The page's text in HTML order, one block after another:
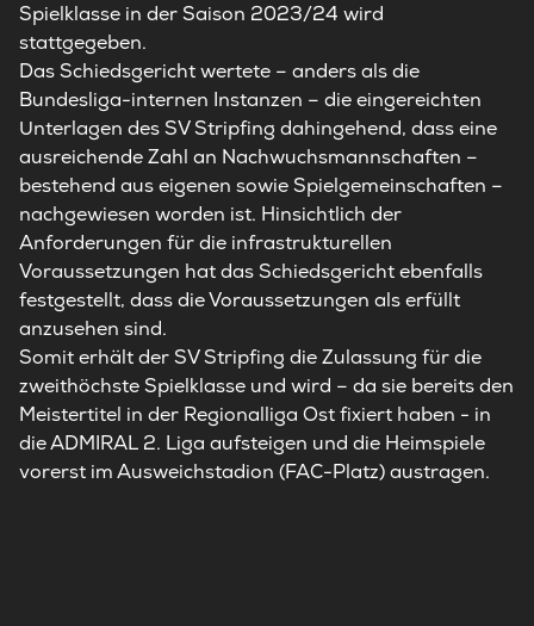
Spielklasse in der Saison 2023/24 wird
stattgegeben.
Das Schiedsgericht wertete – anders als die
Bundesliga-internen Instanzen – die eingereichten
Unterlagen des SV Stripfing dahingehend, dass eine
ausreichende Zahl an Nachwuchsmannschaften –
bestehend aus eigenen sowie Spielgemeinschaften –
nachgewiesen worden ist. Hinsichtlich der
Anforderungen für die infrastrukturellen
Voraussetzungen hat das Schiedsgericht ebenfalls
festgestellt, dass die Voraussetzungen als erfüllt
anzusehen sind.
Somit erhält der SV Stripfing die Zulassung für die
zweithöchste Spielklasse und wird – da sie bereits den
Meistertitel in der Regionalliga Ost fixiert haben - in
die ADMIRAL 2. Liga aufsteigen und die Heimspiele
vorerst im Ausweichstadion (FAC-Platz) austragen.